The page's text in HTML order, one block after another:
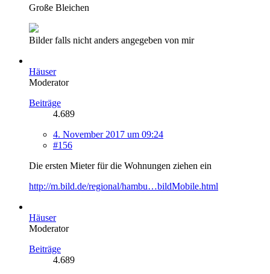
Große Bleichen
Bilder falls nicht anders angegeben von mir
Häuser
Moderator
Beiträge
4.689
4. November 2017 um 09:24
#156
Die ersten Mieter für die Wohnungen ziehen ein
http://m.bild.de/regional/hambu…bildMobile.html
Häuser
Moderator
Beiträge
4.689